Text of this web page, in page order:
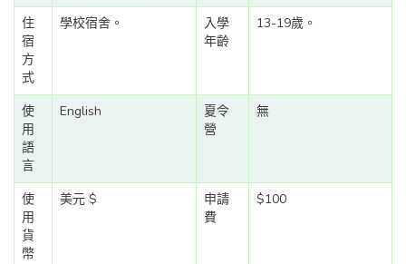
住
宿
方
式
學校宿舍。
入學
年齡
13-19歲。
使
用
語
言
English
夏令
營
無
使
用
貨
幣
美元 $
申請
費
$100